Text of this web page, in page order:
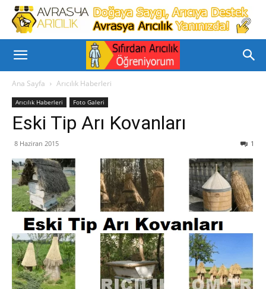
Ana Sayfa Arıcılık Haberleri
Arıcılık Haberleri Foto Galeri
Eski Tip Arı Kovanları
8 Haziran 2015 1